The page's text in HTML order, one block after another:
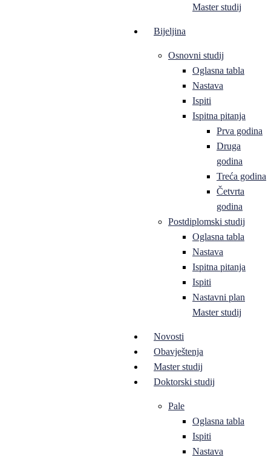
Master studij
Bijeljina
Osnovni studij
Oglasna tabla
Nastava
Ispiti
Ispitna pitanja
Prva godina
Druga
godina
Treća godina
Četvrta
godina
Postdiplomski studij
Oglasna tabla
Nastava
Ispitna pitanja
Ispiti
Nastavni plan
Master studij
Novosti
Obavještenja
Master studij
Doktorski studij
Pale
Oglasna tabla
Ispiti
Nastava